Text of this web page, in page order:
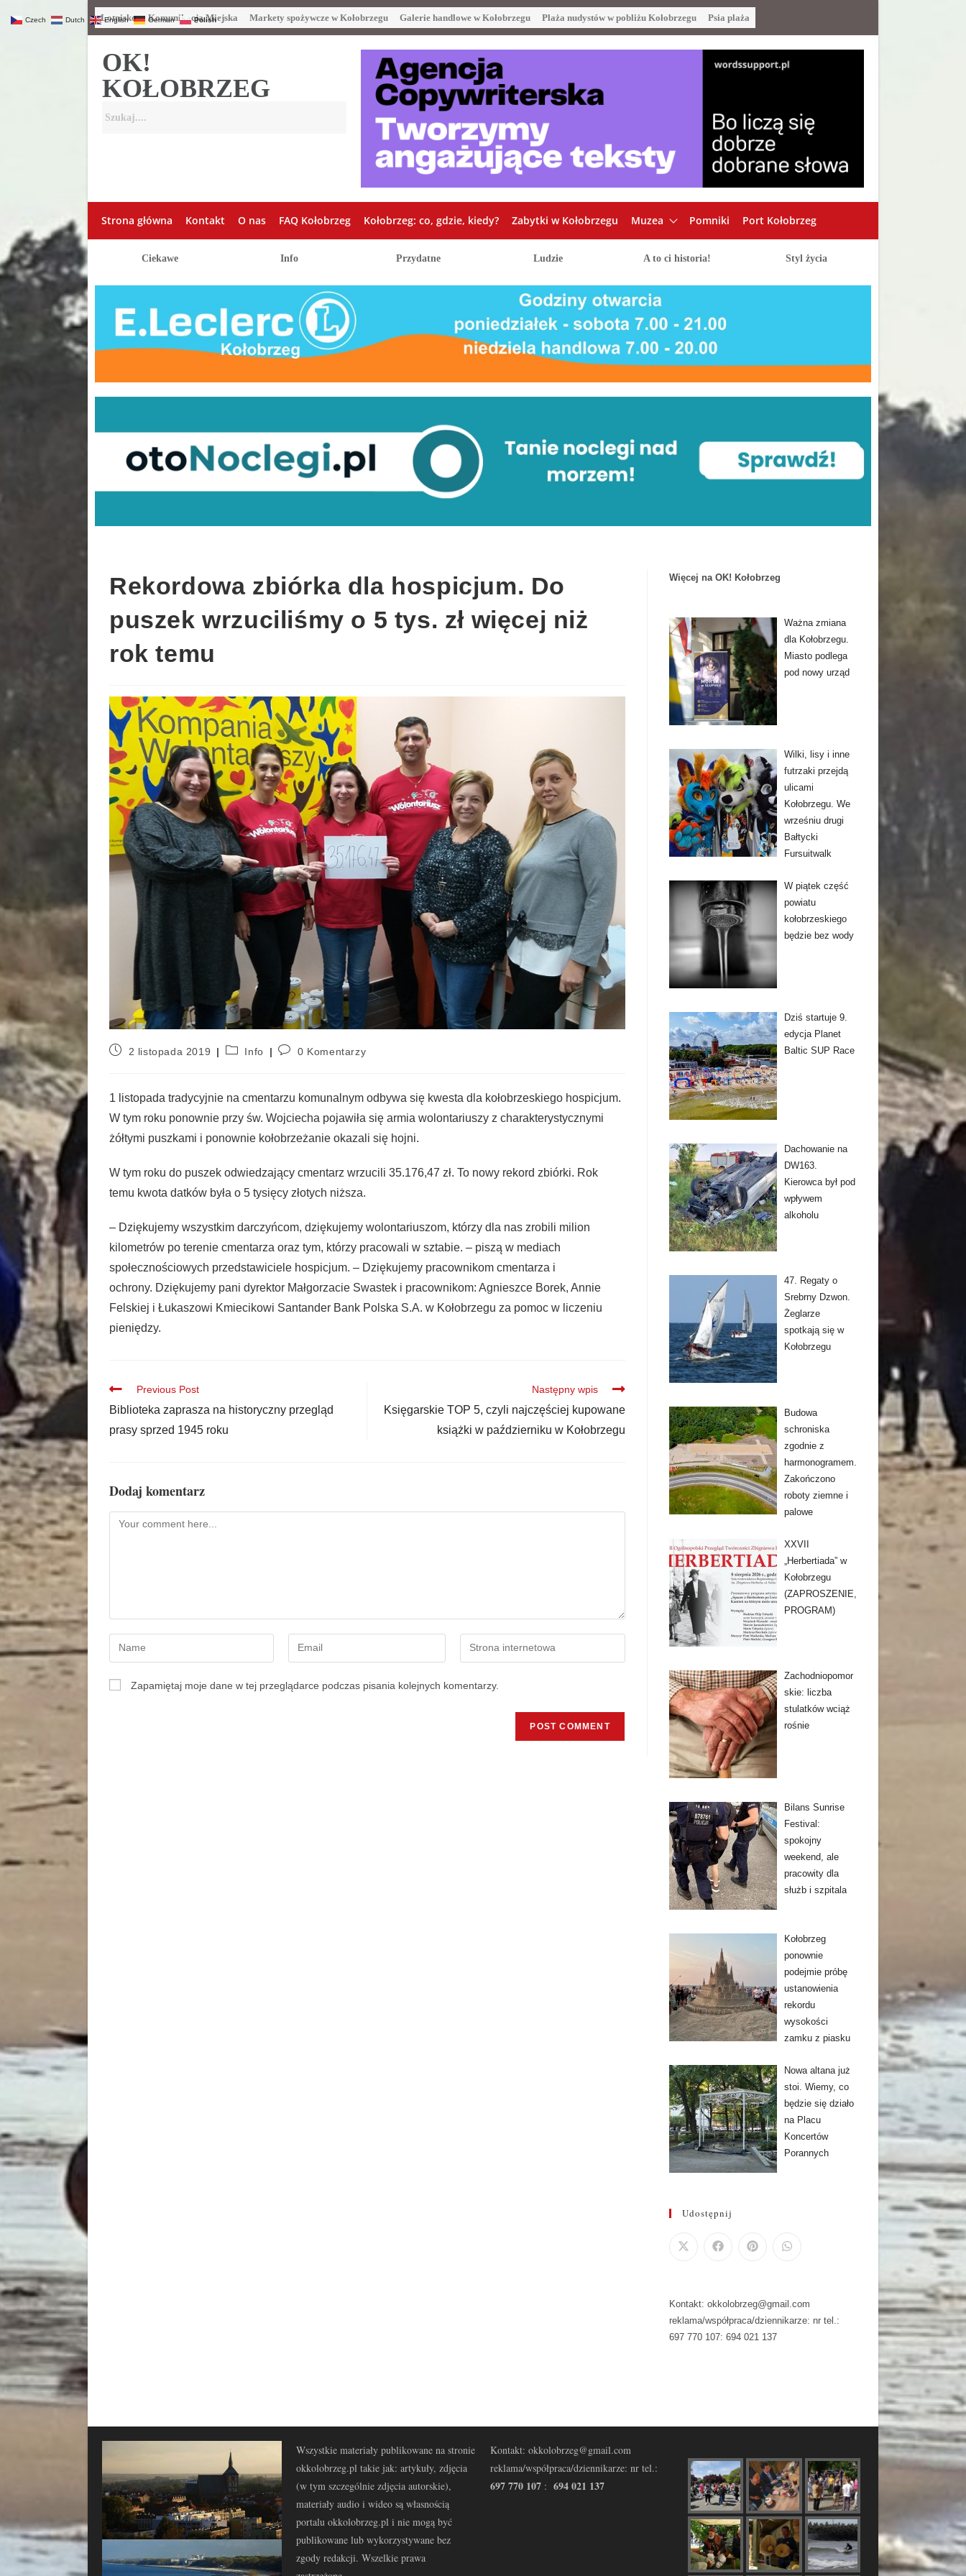
Lotnisko Komunikacja Miejska Markety spożywcze w Kołobrzegu Galerie handlowe w Kołobrzegu Plaża nudystów w pobliżu Kołobrzegu Psia plaża
OK!
KOŁOBRZEG
Strona główna Kontakt O nas FAQ Kołobrzeg Kołobrzeg: co, gdzie, kiedy? Zabytki w Kołobrzegu Muzea Pomniki Port Kołobrzeg
Ciekawe Info Przydatne Ludzie A to ci historia! Styl życia
Rekordowa zbiórka dla hospicjum. Do
puszek wrzuciliśmy o 5 tys. zł więcej niż
rok temu
2 listopada 2019 Info 0 Komentarzy
1 listopada tradycyjnie na cmentarzu komunalnym odbywa się kwesta dla kołobrzeskiego hospicjum.
W tym roku ponownie przy św. Wojciecha pojawiła się armia wolontariuszy z charakterystycznymi
żółtymi puszkami i ponownie kołobrzeżanie okazali się hojni.
W tym roku do puszek odwiedzający cmentarz wrzucili 35.176,47 zł. To nowy rekord zbiórki. Rok
temu kwota datków była o 5 tysięcy złotych niższa.
– Dziękujemy wszystkim darczyńcom, dziękujemy wolontariuszom, którzy dla nas zrobili milion
kilometrów po terenie cmentarza oraz tym, którzy pracowali w sztabie. – piszą w mediach
społecznościowych przedstawiciele hospicjum. – Dziękujemy pracownikom cmentarza i
ochrony. Dziękujemy pani dyrektor Małgorzacie Swastek i pracownikom: Agnieszce Borek, Annie
Felskiej i Łukaszowi Kmiecikowi Santander Bank Polska S.A. w Kołobrzegu za pomoc w liczeniu
pieniędzy.
Previous Post
Biblioteka zaprasza na historyczny przegląd
prasy sprzed 1945 roku
Następny wpis
Księgarskie TOP 5, czyli najczęściej kupowane
książki w październiku w Kołobrzegu
Dodaj komentarz
Zapamiętaj moje dane w tej przeglądarce podczas pisania kolejnych komentarzy.
Więcej na OK! Kołobrzeg
Ważna zmiana
dla Kołobrzegu.
Miasto podlega
pod nowy urząd
Wilki, lisy i inne
futrzaki przejdą
ulicami
Kołobrzegu. We
wrześniu drugi
Bałtycki
Fursuitwalk
W piątek część
powiatu
kołobrzeskiego
będzie bez wody
Dziś startuje 9.
edycja Planet
Baltic SUP Race
Dachowanie na
DW163.
Kierowca był pod
wpływem
alkoholu
47. Regaty o
Srebrny Dzwon.
Żeglarze
spotkają się w
Kołobrzegu
Budowa
schroniska
zgodnie z
harmonogramem.
Zakończono
roboty ziemne i
palowe
XXVII
„Herbertiada” w
Kołobrzegu
(ZAPROSZENIE,
PROGRAM)
Zachodniopomor
skie: liczba
stulatków wciąż
rośnie
Bilans Sunrise
Festival:
spokojny
weekend, ale
pracowity dla
służb i szpitala
Kołobrzeg
ponownie
podejmie próbę
ustanowienia
rekordu
wysokości
zamku z piasku
Nowa altana już
stoi. Wiemy, co
będzie się działo
na Placu
Koncertów
Porannych
Udostępnij
Kontakt: okkolobrzeg@gmail.com
reklama/współpraca/dziennikarze: nr tel.:
697 770 107: 694 021 137
Wszystkie materiały publikowane na stronie
okkolobrzeg.pl takie jak: artykuły, zdjęcia
(w tym szczególnie zdjęcia autorskie),
materiały audio i wideo są własnością
portalu okkolobrzeg.pl i nie mogą być
publikowane lub wykorzystywane bez
zgody redakcji. Wszelkie prawa
Kontakt: okkolobrzeg@gmail.com
reklama/współpraca/dziennikarze: nr tel.:
697 770 107 : 694 021 137
Czech Dutch English German Polish